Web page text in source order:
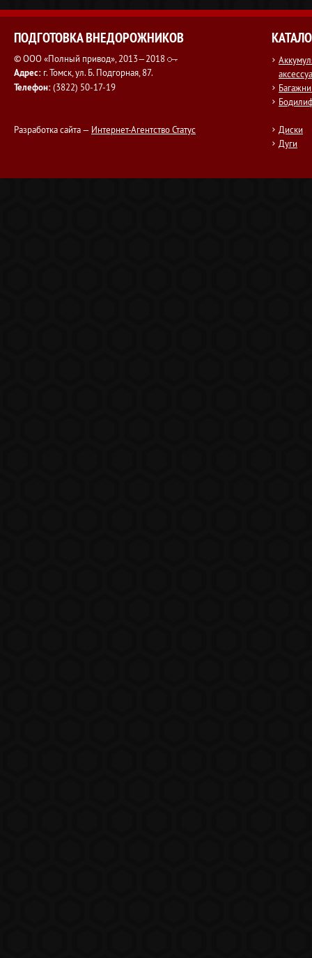
ПОДГОТОВКА ВНЕДОРОЖНИКОВ
© ООО «Полный привод», 2013—2018
Адрес: г. Томск, ул. Б. Подгорная, 87.
Телефон:(3822) 50-17-19
Разработка сайта — Интернет-Агентство Статус
Диски
Дуги